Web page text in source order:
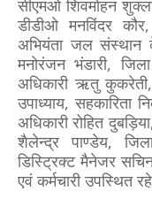
सीएमओ शिवमोहन
डीडीओ मनविंदर
अभियंता जल संस्थान
मनोरंजन भंडारी,
अधिकारी ऋतु कुकरेती,
उपाध्याय, सहकारिता
अधिकारी रोहित
शैलेन्द्र पाण्डेय,
डिस्ट्रिक्ट मैनेजर
एवं कर्मचारी उपस्थित